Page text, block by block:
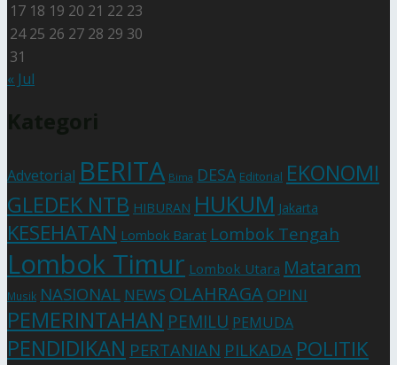
17 18 19 20 21 22 23
24 25 26 27 28 29 30
31
« Jul
Advetorial BERITA Bima DESA Editorial EKONOMI
GLEDEK NTB HIBURAN HUKUM Jakarta
KESEHATAN Lombok Barat Lombok Tengah
Lombok Timur Lombok Utara Mataram
Musik NASIONAL NEWS OLAHRAGA OPINI
PEMERINTAHAN PEMILU PEMUDA
PENDIDIKAN PERTANIAN PILKADA POLITIK